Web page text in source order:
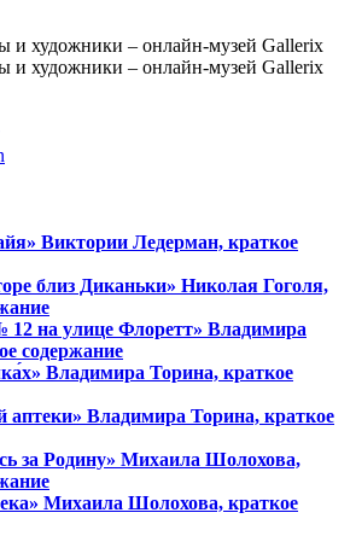
Виктории Ледерман, краткое
близ Диканьки» Николая Гоголя,
12 на улице Флоретт» Владимира
содержание
Владимира Торина, краткое
аптеки» Владимира Торина, краткое
за Родину» Михаила Шолохова,
Михаила Шолохова, краткое